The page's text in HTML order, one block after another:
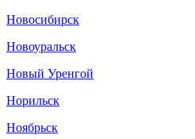
Новосибирск
Новоуральск
Новый Уренгой
Норильск
Ноябрьск